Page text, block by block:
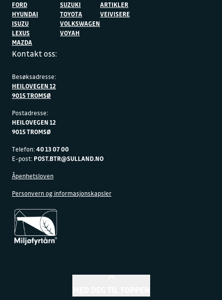
FORD
HYUNDAI
ISUZU
LEXUS
MAZDA
SUZUKI
TOYOTA
VOLKSWAGEN
VOYAH
ARTIKLER
VEIVISERE
Kontakt oss:
Besøksadresse:
HEILOVEGEN 12
9015 TROMSØ
Postadresse:
HEILOVEGEN 12
9015 TROMSØ
Telefon:40 13 07 00
E-post: POST.BTR@SULLAND.NO
Åpenhetsloven
Personvern og informasjonskapsler